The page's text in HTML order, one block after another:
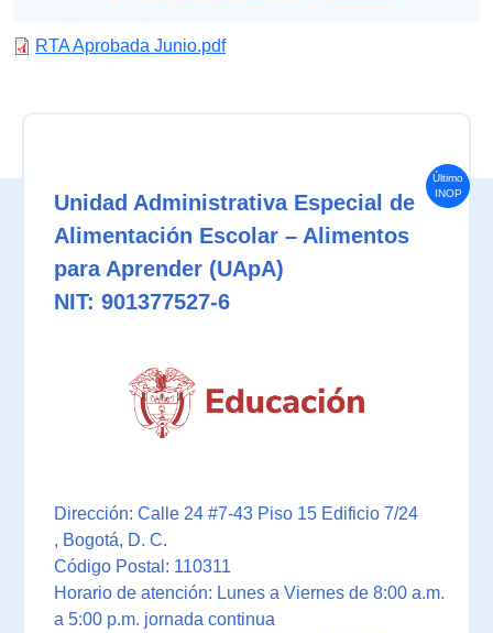
Último
INOP
RTA Aprobada Junio.pdf
Unidad Administrativa Especial de
Alimentación Escolar – Alimentos
para Aprender (UApA)
NIT: 901377527-6
Dirección: Calle 24 #7-43 Piso 15 Edificio 7/24
, Bogotá, D. C.
Código Postal: 110311
Horario de atención: Lunes a Viernes de 8:00 a.m.
a 5:00 p.m. jornada continua